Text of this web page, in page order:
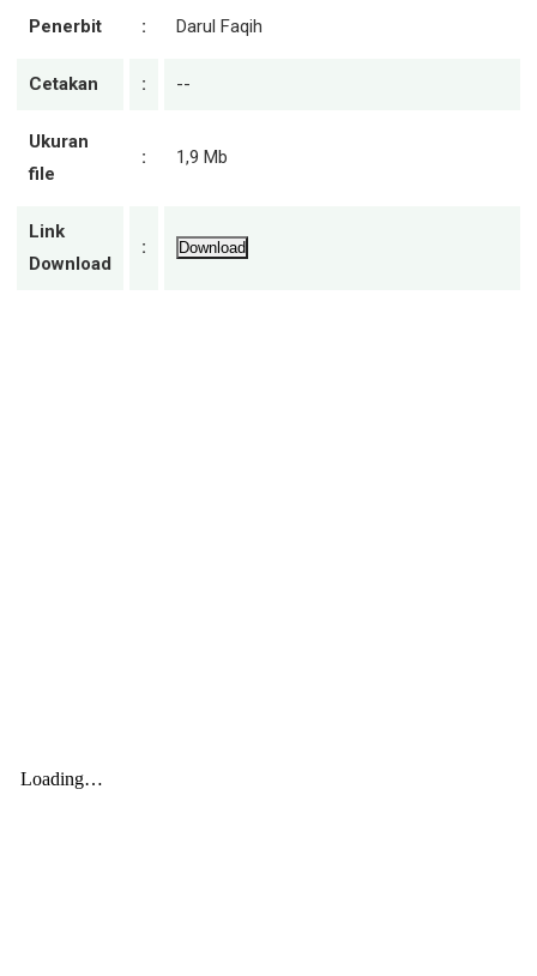
Penerbit : Darul Faqih
Cetakan : --
Ukuran
file
: 1,9 Mb
Link
Download
: Download